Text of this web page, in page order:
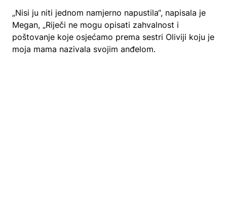
„Nisi ju niti jednom namjerno napustila“, napisala je
Megan, „Riječi ne mogu opisati zahvalnost i
poštovanje koje osjećamo prema sestri Oliviji koju je
moja mama nazivala svojim anđelom.